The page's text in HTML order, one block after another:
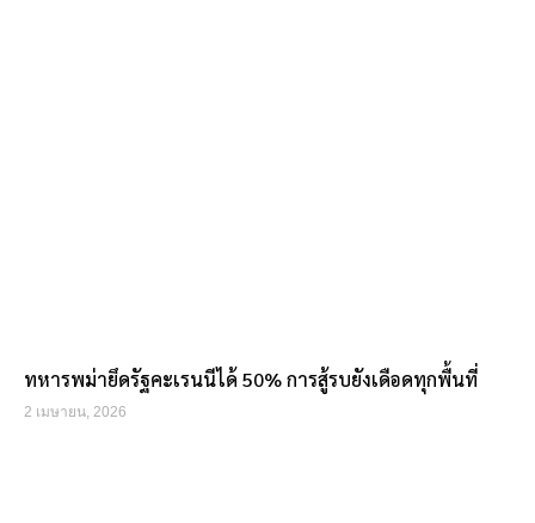
ทหารพม่ายึดรัฐคะเรนนีได้ 50% การสู้รบยังเดือดทุกพื้นที่
2 เมษายน, 2026